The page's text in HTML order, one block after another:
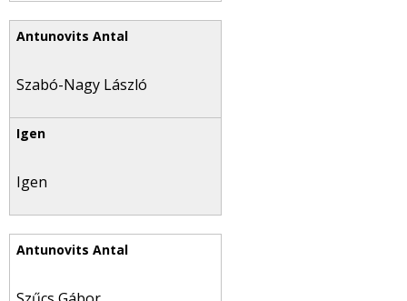
Szabó-Nagy László
Igen